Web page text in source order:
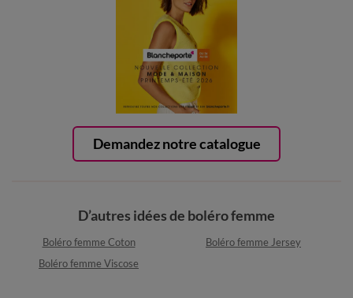
Demandez notre catalogue
D’autres idées de boléro femme
Boléro femme Coton
Boléro femme Jersey
Boléro femme Viscose